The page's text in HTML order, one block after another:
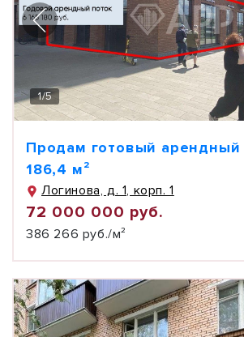
1/5
Продам готовый арендный
186,4 м²
Логинова, д. 1, корп. 1
72 000 000 руб.
386 266 руб./м²